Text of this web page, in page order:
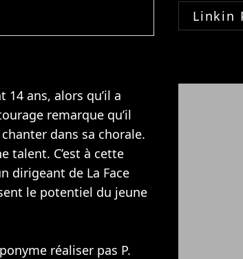
ans, alors qu’il a
remarque qu’il
dans sa chorale.
talent. C’est à cette
dirigeant de La Face
le potentiel du jeune
réaliser pas P.
Linkin